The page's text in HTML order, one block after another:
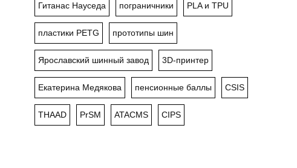
Гитанас Науседа пограничники PLA и TPU
пластики PETG прототипы шин
Ярославский шинный завод 3D-принтер
Екатерина Медякова пенсионные баллы CSIS
THAAD PrSM ATACMS CIPS